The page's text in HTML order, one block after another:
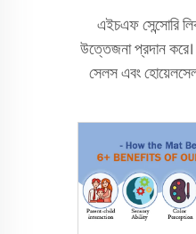
এইচএফ সেন্সোরি
উত্তেজনা প্রদান করে।
সেলস এবং